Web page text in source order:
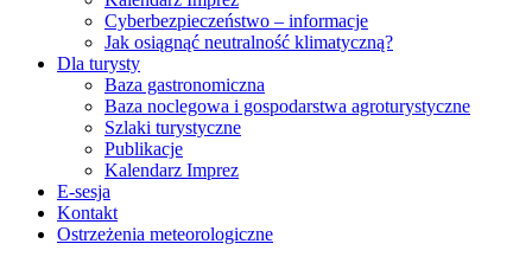
Cyberbezpieczeństwo – informacje
Jak osiągnąć neutralność klimatyczną?
Dla turysty
Baza gastronomiczna
Baza noclegowa i gospodarstwa agroturystyczne
Szlaki turystyczne
Publikacje
Kalendarz Imprez
E-sesja
Kontakt
Ostrzeżenia meteorologiczne